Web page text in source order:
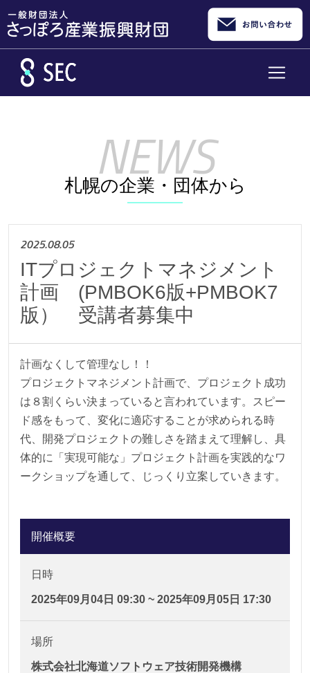
札幌の企業・団体から
2025.08.05
ITプロジェクトマネジメント
計画 (PMBOK6版+PMBOK7
版） 受講者募集中
計画なくして管理なし！！
プロジェクトマネジメント計画で、プロジェクト成功
は８割くらい決まっていると言われています。スピー
ド感をもって、変化に適応することが求められる時
代、開発プロジェクトの難しさを踏まえて理解し、具
体的に「実現可能な」プロジェクト計画を実践的なワ
ークショップを通して、じっくり立案していきます。
開催概要
日時
2025年09月04日 09:30 ~ 2025年09月05日 17:30
場所
株式会社北海道ソフトウェア技術開発機構